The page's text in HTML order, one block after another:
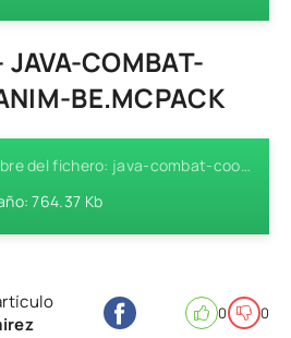
JAVA-COMBAT-
BE.MCPACK
Nombre del fichero: java-combat-cooldown-anim-be.mcpack
764.37 Kb
0 0